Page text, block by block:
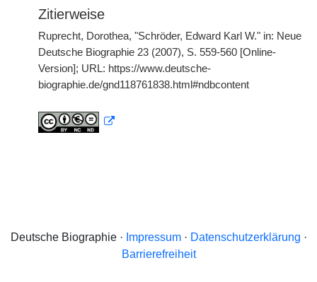
Zitierweise
Ruprecht, Dorothea, "Schröder, Edward Karl W." in: Neue
Deutsche Biographie 23 (2007), S. 559-560 [Online-
Version]; URL: https://www.deutsche-
biographie.de/gnd118761838.html#ndbcontent
Deutsche Biographie · Impressum· Datenschutzerklärung ·
Barrierefreiheit